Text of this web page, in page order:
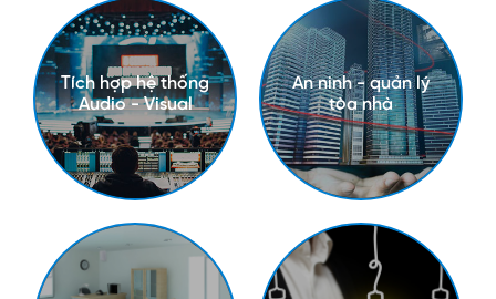
Tích hợp hệ thống
Audio - Visual
An ninh - quản lý
tòa nhà